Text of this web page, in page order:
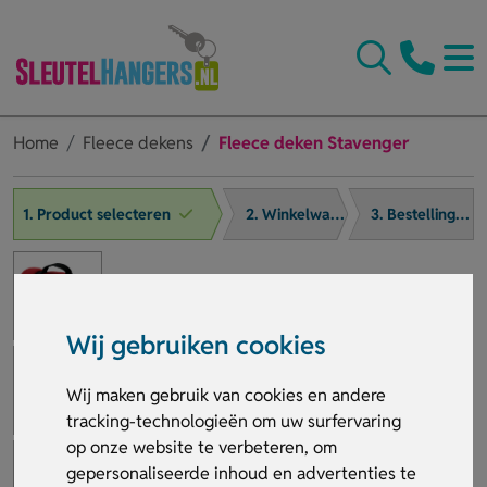
Wij gebruiken cookies
Wij maken gebruik van cookies en andere
tracking-technologieën om uw surfervaring
op onze website te verbeteren, om
gepersonaliseerde inhoud en advertenties te
Home Fleece dekens Fleece deken Stavenger
1. Product selecteren 2. Winkelwagen 3. Bestelling afronden